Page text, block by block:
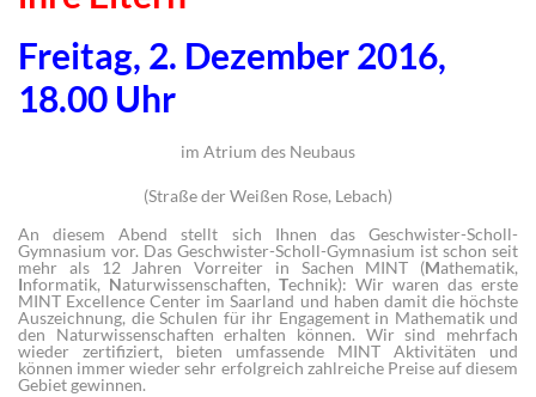
Freitag, 2. Dezember 2016,
18.00 Uhr
im Atrium des Neubaus
(Straße der Weißen Rose, Lebach)
An diesem Abend stellt sich Ihnen das Geschwister-Scholl-
Gymnasium vor. Das Geschwister-Scholl-Gymnasium ist schon seit
mehr als 12 Jahren Vorreiter in Sachen MINT (Mathematik,
Informatik, Naturwissenschaften, Technik): Wir waren das erste
MINT Excellence Center im Saarland und haben damit die höchste
Auszeichnung, die Schulen für ihr Engagement in Mathematik und
den Naturwissenschaften erhalten können. Wir sind mehrfach
wieder zertifiziert, bieten umfassende MINT Aktivitäten und
können immer wieder sehr erfolgreich zahlreiche Preise auf diesem
Gebiet gewinnen.